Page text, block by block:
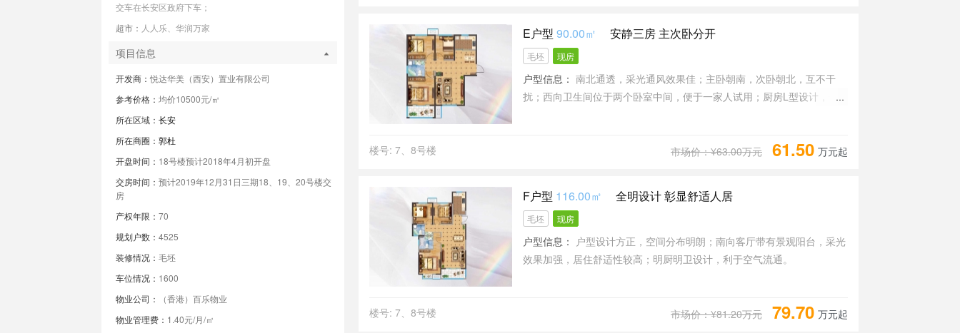
交车在长安区政府下车；
超市： 人人乐、华润万家
项目信息
开发商： 悦达华美（西安）置业有限公司
参考价格： 均价10500元/㎡
所在区域： 长安
所在商圈： 郭杜
开盘时间： 18号楼预计2018年4月初开盘
交房时间： 预计2019年12月31日三期18、19、20号楼交
房
产权年限： 70
规划户数： 4525
装修情况： 毛坯
车位情况： 1600
物业公司：
（香港）百乐物业
物业管理费： 1.40元/月/㎡
E户型 90.00㎡ 安静三房 主次卧分开
毛坯 现房
户型信息： 南北通透，采光通风效果佳；主卧朝南，次卧朝北，互不干
扰；西向卫生间位于两个卧室中间，便于一家人试用；厨房L型设计，便
楼号: 7、8号楼 市场价：¥63.00万元 61.50 万元起
F户型 116.00㎡ 全明设计 彰显舒适人居
毛坯 现房
户型信息： 户型设计方正，空间分布明朗；南向客厅带有景观阳台，采光
效果加强，居住舒适性较高；明厨明卫设计，利于空气流通。
楼号: 7、8号楼 市场价：¥81.20万元 79.70 万元起